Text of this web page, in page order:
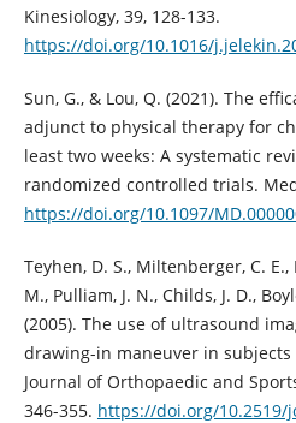
Kinesiology, 39, 128-133.
https://doi.org/10.1016/
Sun, G., & Lou, Q. (2021). The
adjunct to physical therapy for
least two weeks: A systematic
randomized controlled trials.
https://doi.org/10.1097/
Teyhen, D. S., Miltenberger, C.
M., Pulliam, J. N., Childs, J. D.,
(2005). The use of ultrasound
drawing-in maneuver in
Journal of Orthopaedic and
346-355. https://doi.org/10.2519/